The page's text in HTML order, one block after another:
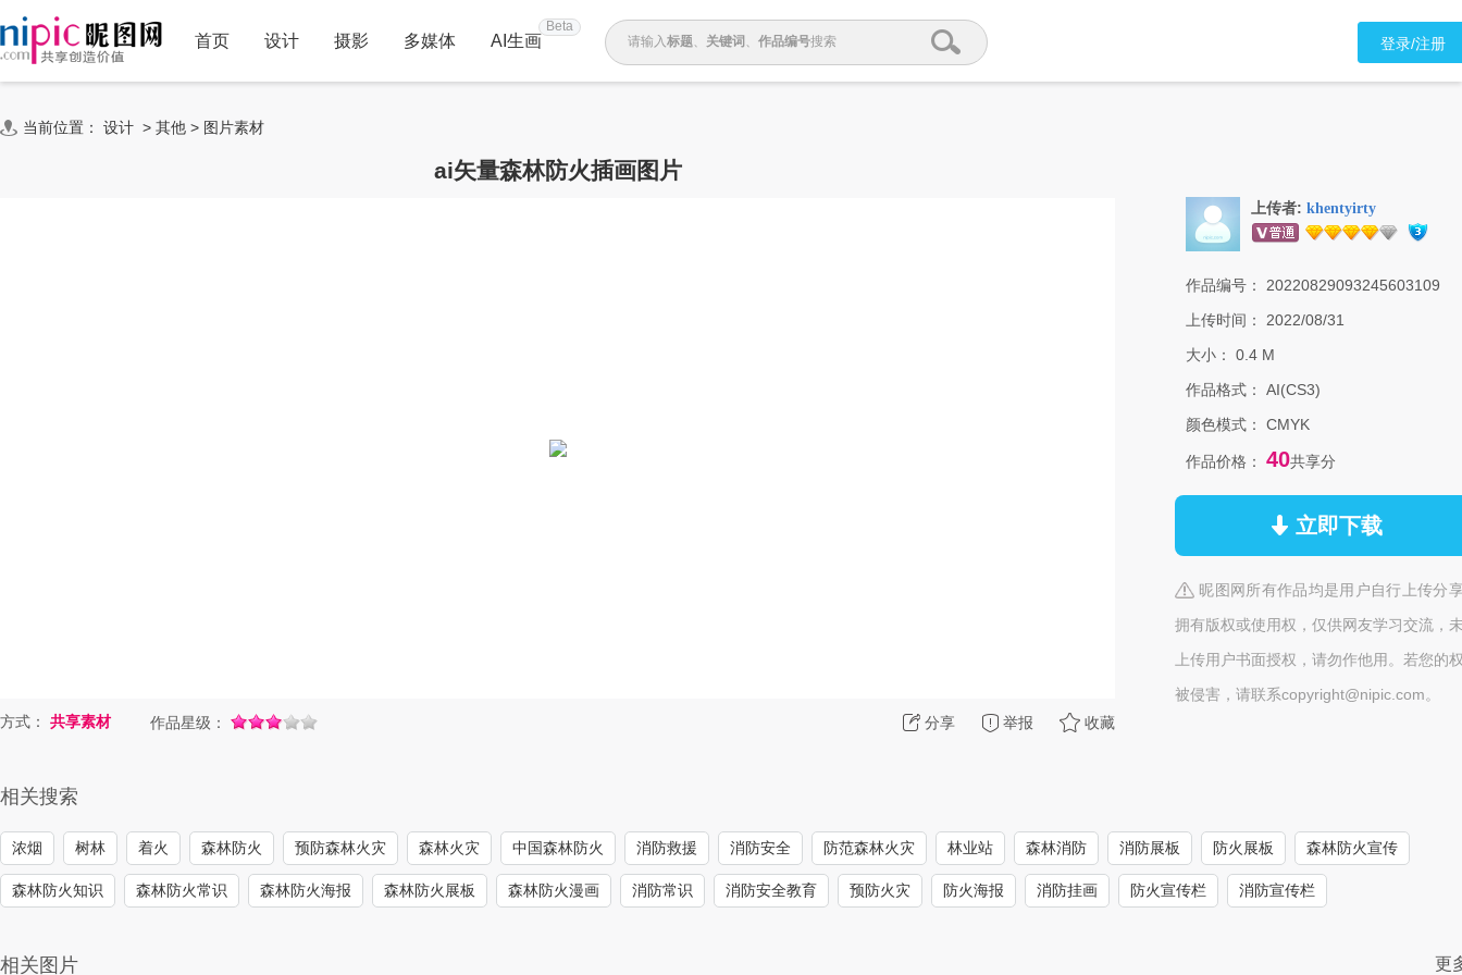
首页 设计 摄影 多媒体 AI生画
Beta
请输入标题、 关键词 、 作品编号搜索 登录/注册
当前位置： 设计 > 其他 > 图片素材
ai矢量森林防火插画图片
分享 举报 收藏
方式： 共享素材 作品星级：
上传者: khentyirty
作品编号：
20220829093245603109
上传时间：
2022/08/31
大小：
0.4 M
作品格式：
AI(CS3)
颜色模式：
CMYK
作品价格： 40共享分
立即下载
昵图网所有作品均是用户自行上传分
拥有版权或使用权，仅供网友学习交流，
上传用户书面授权，请勿作他用。若您的
被侵害，请联系copyright@nipic.com。
相关搜索
浓烟 树林 着火 森林防火 预防森林火灾 森林火灾 中国森林防火 消防救援 消防安全 防范森林火灾 林业站 森林消防 消防展板 防火展板 森林防火宣传
森林防火知识 森林防火常识 森林防火海报 森林防火展板 森林防火漫画 消防常识 消防安全教育 预防火灾 防火海报 消防挂画 防火宣传栏 消防宣传栏
相关图片 更